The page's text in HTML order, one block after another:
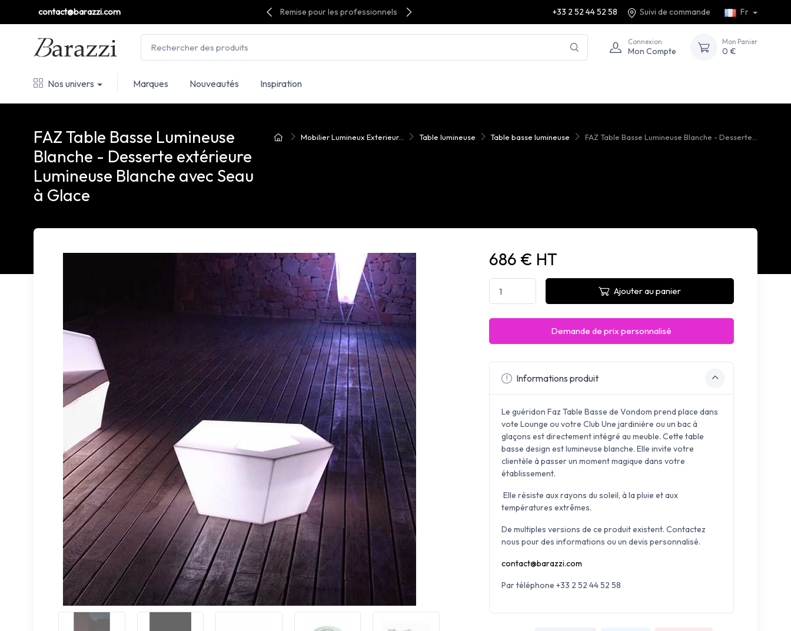
contact@barazzi.com Remise pour les professionnels +33 2 52 44 52 58 Suivi de commande Fr
Connexion
Mon Compte
Mon Panier
0 €
Nos univers Marques Nouveautés Inspiration
Mobilier Lumineux Exterieur... Table lumineuse Table basse lumineuse FAZ Table Basse Lumineuse Blanche - Desserte...
FAZ Table Basse Lumineuse
Blanche - Desserte extérieure
Lumineuse Blanche avec Seau
à Glace
686 € HT
Ajouter au panier
Demande de prix personnalisé
Informations produit
Le guéridon Faz Table Basse de Vondom prend place dans
vote Lounge ou votre Club Une jardinière ou un bac à
glaçons est directement intégré au meuble. Cette table
basse design est lumineuse blanche. Elle invite votre
clientèle à passer un moment magique dans votre
établissement.
Elle résiste aux rayons du soleil, à la pluie et aux
températures extrêmes.
De multiples versions de ce produit existent. Contactez
nous pour des informations ou un devis personnalisé.
contact@barazzi.com
Par téléphone +33 2 52 44 52 58